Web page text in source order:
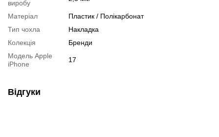
виробу
Матеріал
Пластик / Полікарбонат
Тип чохла
Накладка
Колекція
Бренди
Модель Apple
iPhone
17
Відгуки